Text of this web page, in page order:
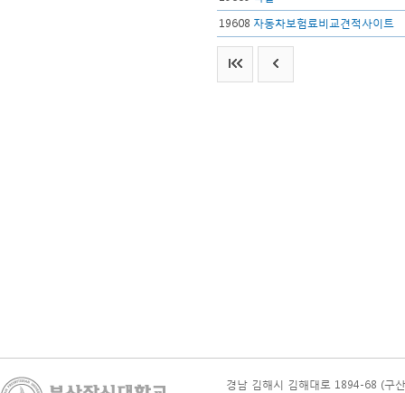
19608 자동차보험료비교견적사이트
경남 김해시 김해대로 1894-68 (구